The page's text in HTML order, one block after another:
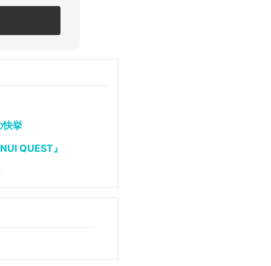
快挙
QUEST』